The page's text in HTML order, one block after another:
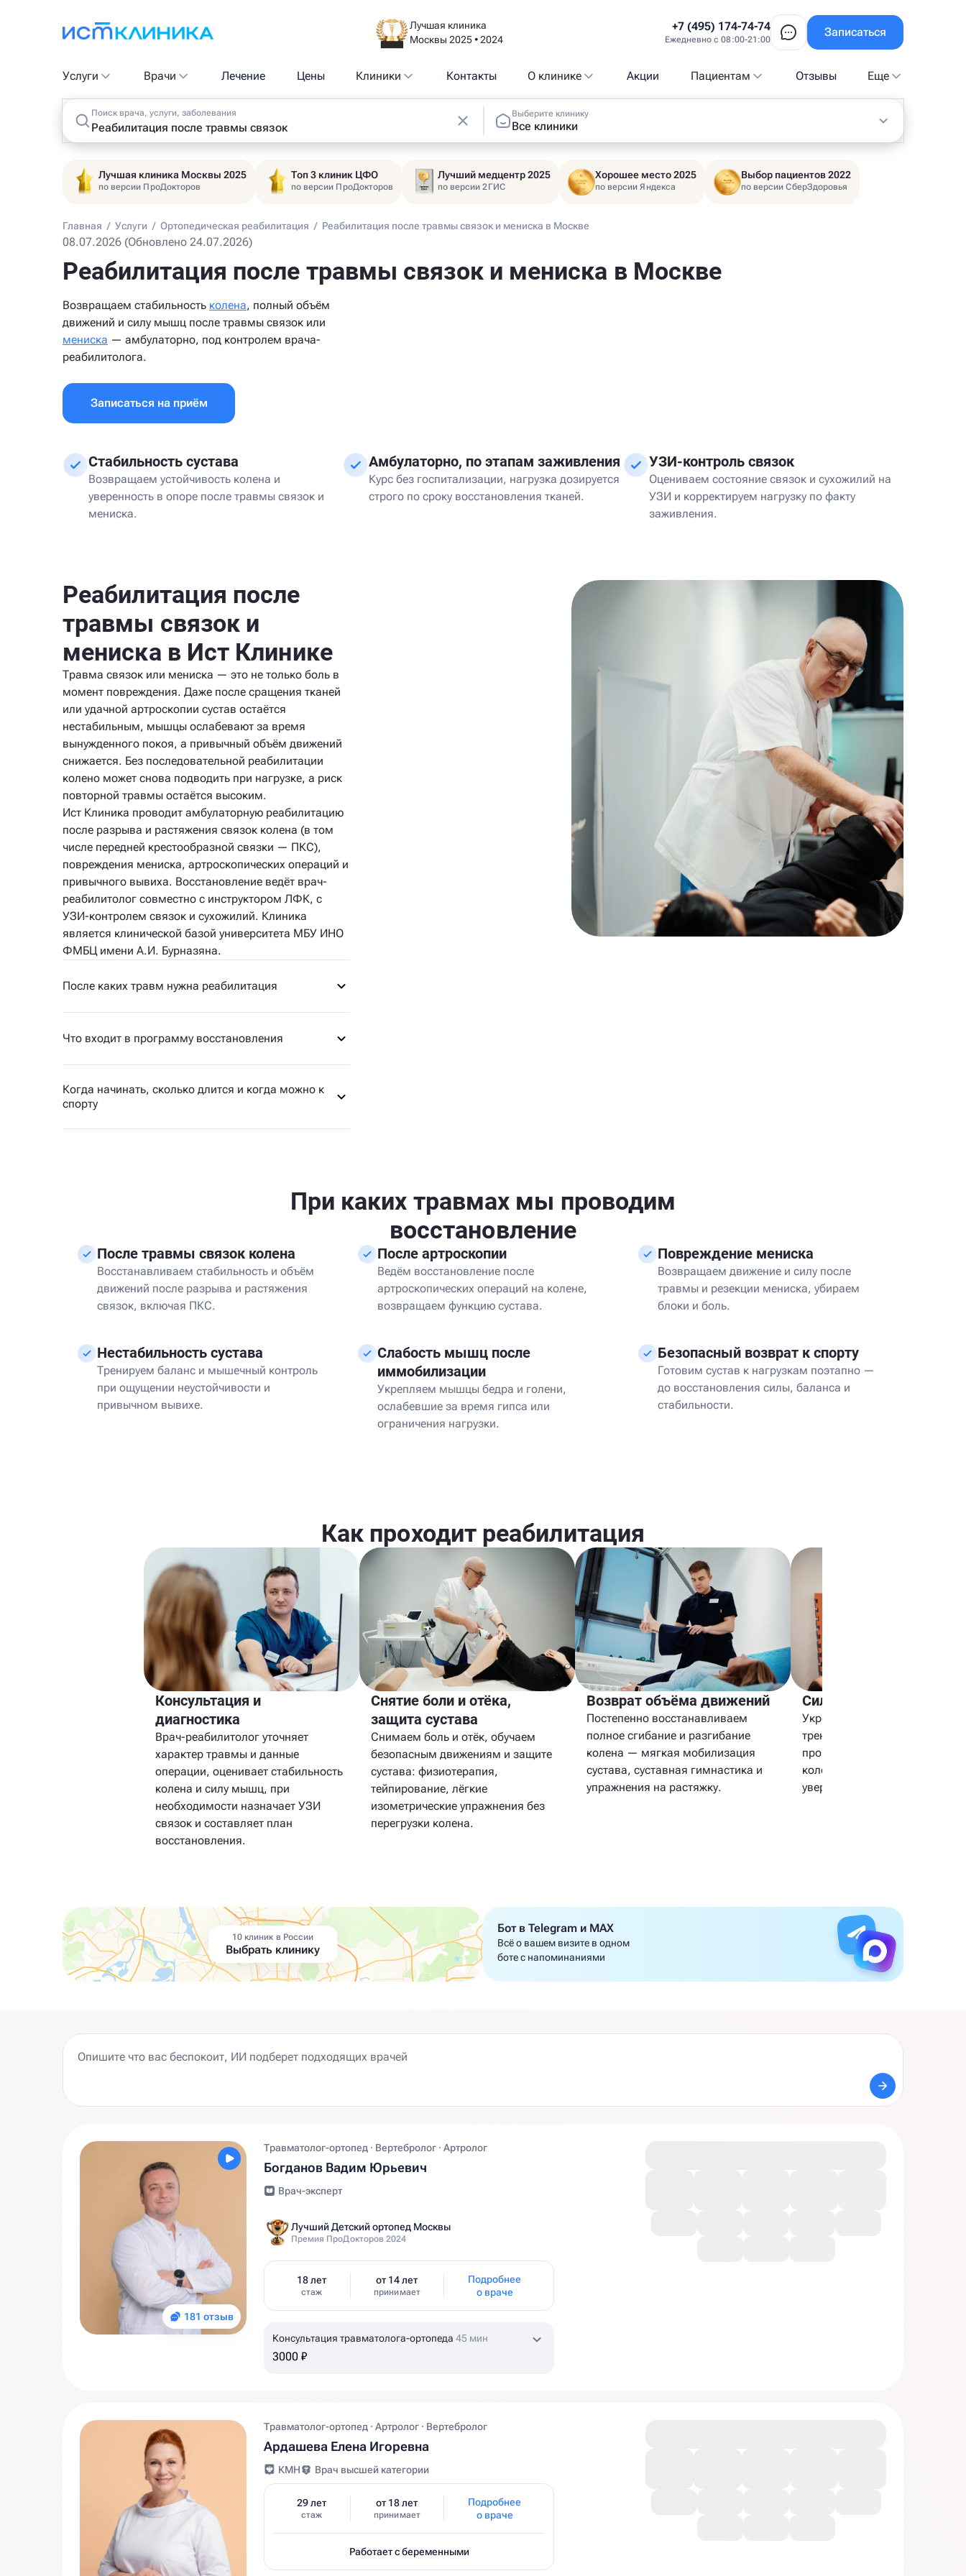
Лучшая клиника
Москвы 2025 • 2024
+7 (495) 174-74-74
Ежедневно с 08:00-21:00
Записаться
Услуги Врачи Лечение Цены Клиники Контакты О клинике Акции Пациентам Отзывы Еще
Поиск врача, услуги, заболевания Выберите клинику
Все клиники
Лучшая клиника Москвы 2025
по версии ПроДокторов
Топ 3 клиник ЦФО
по версии ПроДокторов
Лучший медцентр 2025
по версии 2ГИС
Хорошее место 2025
по версии Яндекса
Выбор пациентов 2022
по версии СберЗдоровья
Главная / Услуги / Ортопедическая реабилитация / Реабилитация после травмы связок и мениска в Москве
08.07.2026 (Обновлено 24.07.2026)
Реабилитация после травмы связок и мениска в Москве
Возвращаем стабильность колена, полный объём
движений и силу мышц после травмы связок или
мениска — амбулаторно, под контролем врача-
реабилитолога.
Записаться на приём
Стабильность сустава
Возвращаем устойчивость колена и
уверенность в опоре после травмы связок и
мениска.
Амбулаторно, по этапам заживления
Курс без госпитализации, нагрузка дозируется
строго по сроку восстановления тканей.
УЗИ-контроль связок
Оцениваем состояние связок и сухожилий на
УЗИ и корректируем нагрузку по факту
заживления.
Реабилитация после
травмы связок и
мениска в Ист Клинике
Травма связок или мениска — это не только боль в
момент повреждения. Даже после сращения тканей
или удачной артроскопии сустав остаётся
нестабильным, мышцы ослабевают за время
вынужденного покоя, а привычный объём движений
снижается. Без последовательной реабилитации
колено может снова подводить при нагрузке, а риск
повторной травмы остаётся высоким.
Ист Клиника проводит амбулаторную реабилитацию
после разрыва и растяжения связок колена (в том
числе передней крестообразной связки — ПКС),
повреждения мениска, артроскопических операций и
привычного вывиха. Восстановление ведёт врач-
реабилитолог совместно с инструктором ЛФК, с
УЗИ-контролем связок и сухожилий. Клиника
является клинической базой университета МБУ ИНО
ФМБЦ имени А.И. Бурназяна.
После каких травм нужна реабилитация
Что входит в программу восстановления
Когда начинать, сколько длится и когда можно к
спорту
При каких травмах мы проводим
восстановление
После травмы связок колена
Восстанавливаем стабильность и объём
движений после разрыва и растяжения
связок, включая ПКС.
После артроскопии
Ведём восстановление после
артроскопических операций на колене,
возвращаем функцию сустава.
Повреждение мениска
Возвращаем движение и силу после
травмы и резекции мениска, убираем
блоки и боль.
Нестабильность сустава
Тренируем баланс и мышечный контроль
при ощущении неустойчивости и
привычном вывихе.
Слабость мышц после
иммобилизации
Укрепляем мышцы бедра и голени,
ослабевшие за время гипса или
ограничения нагрузки.
Безопасный возврат к спорту
Готовим сустав к нагрузкам поэтапно —
до восстановления силы, баланса и
стабильности.
Как проходит реабилитация
Консультация и
диагностика
Врач-реабилитолог уточняет
характер травмы и данные
операции, оценивает стабильность
колена и силу мышц, при
необходимости назначает УЗИ
связок и составляет план
восстановления.
Снятие боли и отёка,
защита сустава
Снимаем боль и отёк, обучаем
безопасным движениям и защите
сустава: физиотерапия,
тейпирование, лёгкие
изометрические упражнения без
перегрузки колена.
Возврат объёма движений
Постепенно восстанавливаем
полное сгибание и разгибание
колена — мягкая мобилизация
сустава, суставная гимнастика и
упражнения на растяжку.
Сила мышц и опора
Укрепляем мышцы бедра и
тренируем баланс и
проприоцепцию, чтобы
колену устойчивую опору и
уверенность при нагрузке.
10 клиник в России
Выбрать клинику
Бот в Telegram и MAX
Всё о вашем визите в одном
боте с напоминаниями
181 отзыв
Травматолог-ортопед · Вертебролог · Артролог
Богданов Вадим Юрьевич
Врач-эксперт
Лучший Детский ортопед Москвы
Премия ПроДокторов 2024
18 лет
стаж
от 14 лет
принимает
Подробнее
о враче
Консультация травматолога-ортопеда 45 мин
3000 ₽
Травматолог-ортопед · Артролог · Вертебролог
Ардашева Елена Игоревна
КМН Врач высшей категории
29 лет
стаж
от 18 лет
принимает
Подробнее
о враче
Работает с беременными